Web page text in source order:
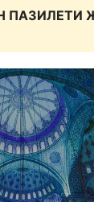
ПАЗИЛЕТИ